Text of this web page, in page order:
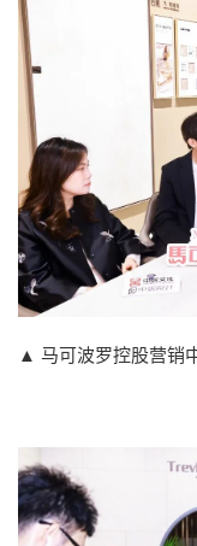
▲ 马可波罗控股营销